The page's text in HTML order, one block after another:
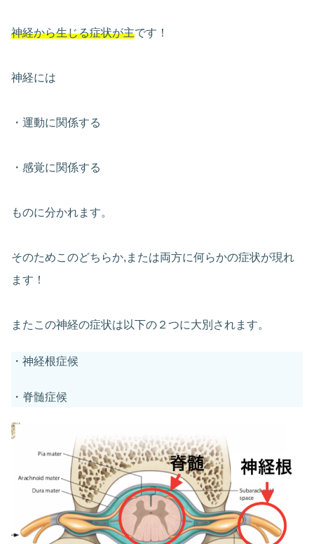
神経から生じる症状が主です！
神経には
・運動に関係する
・感覚に関係する
ものに分かれます。
そのためこのどちらか,または両方に何らかの症状が現れ
ます！
またこの神経の症状は以下の２つに大別されます。
・神経根症候
・脊髄症候